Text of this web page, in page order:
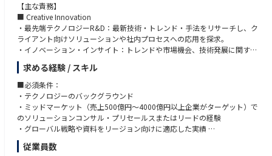
AIツール：
・MSCopilotStudio,M365Copilot,ChatBot(ChatGPTライク)
・GitHubCopilot,★Devin,★v0
AIロボティクス：
・★SLAM,★Navigation,★強化学習・模倣学習・ロボット言語モデル
データベース：
・各種RDS,NoSQL,★NewSQL,VectorDB,★GraphDB
監視/評価/セキュリティ：
・★Langfuse,★RAGAS,★RAGChecker,★mlFlow,★Datadog,Snyk
※1 ★印以外：D.Nodeに組織としてノウハウがあるもの
【主な責務】
■ Creative Innovation
・最先端テクノロジーR&D：最新技術・トレンド・手法をリサーチし、ク
ライアント向けソリューションや社内プロセスへの応用を探求。
・イノベーション・インサイト：トレンドや市場機会、技術発展に関する
データを収集・分析し、リーダーシップメッセージを発信。社内外へのイ
ノベーション情報発信や、リージョン横断のネットワーク構築による知
識・アイデア共有を推進。
・クライアント・イノベーション：クライアントと直接連携し、イノベー
ション機会を創出。革新的ソリューション導入の専門知識を提供。
・テクノロジーR&D：新しいアイデアやプロトタイプの検証・開発。
・ソリューション・イノベーション：クライアントソリューションにイノ
求める経験 / スキル
■必須条件：
・テクノロジーのバックグラウンド
・ミッドマーケット（売上500億円～4000億円以上企業がターゲット）で
のソリューションコンサル・プリセールスまたはリードの経験
・グローバル戦略や資料をリージョン向けに適応した実績
・データ分析を通じた意思決定支援の経験
・組織内外の複数レベルのステークホルダーとの連携経験
従業員数